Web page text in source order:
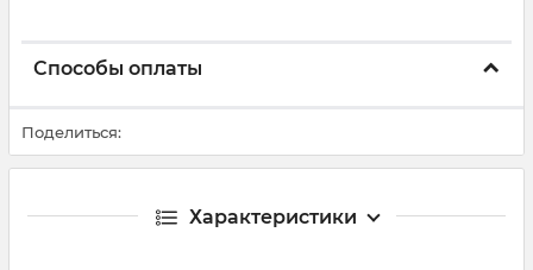
Способы оплаты
Поделиться:
Характеристики